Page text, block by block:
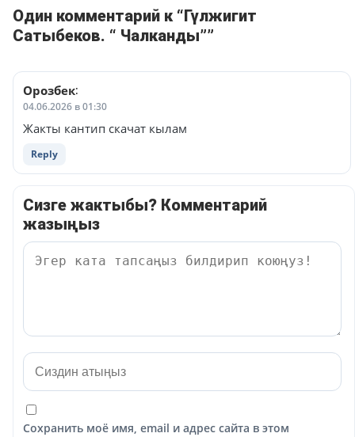
Один комментарий к “Гүлжигит
Сатыбеков. “ Чалканды””
Орозбек:
04.06.2026 в 01:30
Жакты кантип скачат кылам
Reply
Сизге жактыбы? Комментарий
жазыңыз
Сохранить моё имя, email и адрес сайта в этом